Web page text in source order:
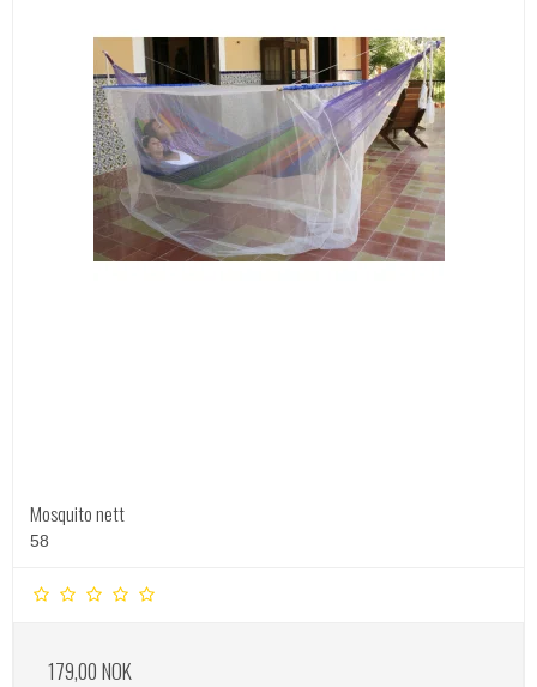
Mosquito nett
58
179,00 NOK